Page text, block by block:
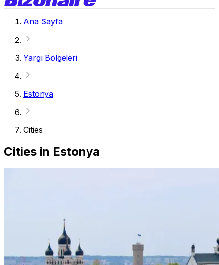
Ana Sayfa
Yargı Bölgeleri
Estonya
Cities
Cities in Estonya